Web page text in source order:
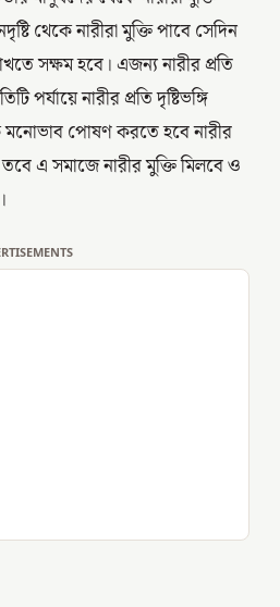
থেকে নারীরা মুক্তি পাবে সেদিন
সক্ষম হবে। এজন্য নারীর প্রতি
পর্যায়ে নারীর প্রতি দৃষ্টিভঙ্গি
মনোভাব পোষণ করতে হবে নারীর
তবে এ সমাজে নারীর মুক্তি মিলবে ও